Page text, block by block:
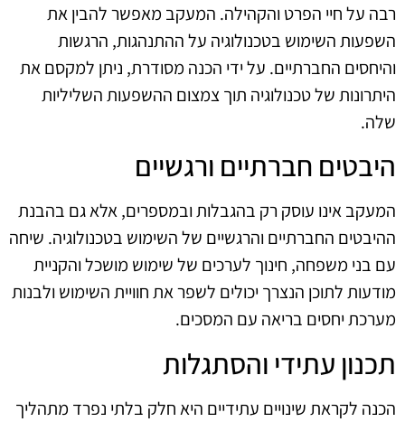
רבה על חיי הפרט והקהילה. המעקב מאפשר להבין את
השפעות השימוש בטכנולוגיה על ההתנהגות, הרגשות
והיחסים החברתיים. על ידי הכנה מסודרת, ניתן למקסם את
היתרונות של טכנולוגיה תוך צמצום ההשפעות השליליות
שלה.
היבטים חברתיים ורגשיים
המעקב אינו עוסק רק בהגבלות ובמספרים, אלא גם בהבנת
ההיבטים החברתיים והרגשיים של השימוש בטכנולוגיה. שיחה
עם בני משפחה, חינוך לערכים של שימוש מושכל והקניית
מודעות לתוכן הנצרך יכולים לשפר את חוויית השימוש ולבנות
מערכת יחסים בריאה עם המסכים.
תכנון עתידי והסתגלות
הכנה לקראת שינויים עתידיים היא חלק בלתי נפרד מתהליך